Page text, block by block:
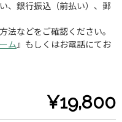
、銀行振込（前払い）、郵
法などをご確認ください。
ム 』もしくはお電話にてお
¥19,800